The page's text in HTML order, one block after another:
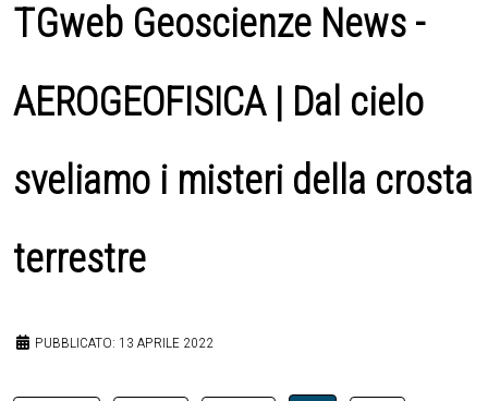
TGweb Geoscienze News -
AEROGEOFISICA | Dal cielo
sveliamo i misteri della crosta
terrestre
PUBBLICATO: 13 APRILE 2022